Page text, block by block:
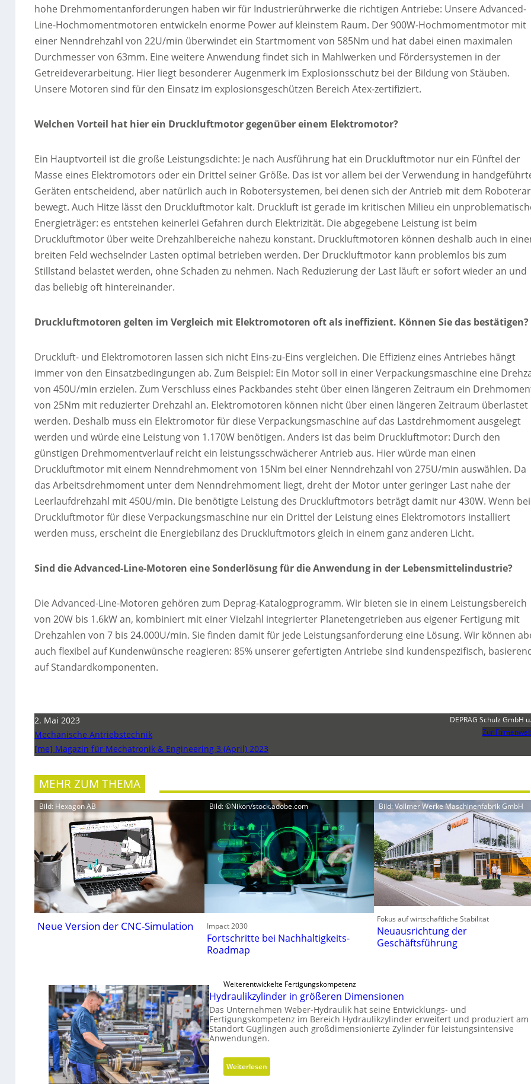
hohe Drehmomentanforderungen haben wir für Industrierührwerke die richtigen Antriebe: Unsere Advanced-
Line-Hochmomentmotoren entwickeln enorme Power auf kleinstem Raum. Der 900W-Hochmomentmotor mit
einer Nenndrehzahl von 22U/min überwindet ein Startmoment von 585Nm und hat dabei einen maximalen
Durchmesser von 63mm. Eine weitere Anwendung findet sich in Mahlwerken und Fördersystemen in der
Getreideverarbeitung. Hier liegt besonderer Augenmerk im Explosionsschutz bei der Bildung von Stäuben.
Unsere Motoren sind für den Einsatz im explosionsgeschützen Bereich Atex-zertifiziert.
Welchen Vorteil hat hier ein Druckluftmotor gegenüber einem Elektromotor?
Ein Hauptvorteil ist die große Leistungsdichte: Je nach Ausführung hat ein Druckluftmotor nur ein Fünftel der
Masse eines Elektromotors oder ein Drittel seiner Größe. Das ist vor allem bei der Verwendung in
Geräten entscheidend, aber natürlich auch in Robotersystemen, bei denen sich der Antrieb mit dem
bewegt. Auch Hitze lässt den Druckluftmotor kalt. Druckluft ist gerade im kritischen Milieu ein
Energieträger: es entstehen keinerlei Gefahren durch Elektrizität. Die abgegebene Leistung ist beim
Druckluftmotor über weite Drehzahlbereiche nahezu konstant. Druckluftmotoren können deshalb auch in
breiten Feld wechselnder Lasten optimal betrieben werden. Der Druckluftmotor kann problemlos bis zum
Stillstand belastet werden, ohne Schaden zu nehmen. Nach Reduzierung der Last läuft er sofort wieder an und
das beliebig oft hintereinander.
Druckluftmotoren gelten im Vergleich mit Elektromotoren oft als ineffizient. Können Sie das bestätigen?
Druckluft- und Elektromotoren lassen sich nicht Eins-zu-Eins vergleichen. Die Effizienz eines Antriebes hängt
immer von den Einsatzbedingungen ab. Zum Beispiel: Ein Motor soll in einer Verpackungsmaschine eine
von 450U/min erzielen. Zum Verschluss eines Packbandes steht über einen längeren Zeitraum ein
von 25Nm mit reduzierter Drehzahl an. Elektromotoren können nicht über einen längeren Zeitraum überlastet
werden. Deshalb muss ein Elektromotor für diese Verpackungsmaschine auf das Lastdrehmoment ausgelegt
werden und würde eine Leistung von 1.170W benötigen. Anders ist das beim Druckluftmotor: Durch den
günstigen Drehmomentverlauf reicht ein leistungsschwächerer Antrieb aus. Hier würde man einen
Druckluftmotor mit einem Nenndrehmoment von 15Nm bei einer Nenndrehzahl von 275U/min auswählen. Da
das Arbeitsdrehmoment unter dem Nenndrehmoment liegt, dreht der Motor unter geringer Last nahe der
Leerlaufdrehzahl mit 450U/min. Die benötigte Leistung des Druckluftmotors beträgt damit nur 430W. Wenn
Druckluftmotor für diese Verpackungsmaschine nur ein Drittel der Leistung eines Elektromotors installiert
werden muss, erscheint die Energiebilanz des Druckluftmotors gleich in einem ganz anderen Licht.
Sind die Advanced-Line-Motoren eine Sonderlösung für die Anwendung in der Lebensmittelindustrie?
Die Advanced-Line-Motoren gehören zum Deprag-Katalogprogramm. Wir bieten sie in einem Leistungsbereich
von 20W bis 1.6kW an, kombiniert mit einer Vielzahl integrierter Planetengetrieben aus eigener Fertigung mit
Drehzahlen von 7 bis 24.000U/min. Sie finden damit für jede Leistungsanforderung eine Lösung. Wir können
auch flexibel auf Kundenwünsche reagieren: 85% unserer gefertigten Antriebe sind kundenspezifisch,
auf Standardkomponenten.
2. Mai 2023
Mechanische Antriebstechnik
[me] Magazin für Mechatronik & Engineering 3 (April) 2023
DEPRAG Schulz GmbH
Zur
MEHR ZUM THEMA
Bild: Hexagon AB
Neue Version der CNC-Simulation
Bild: ©Nikon/stock.adobe.com
Impact 2030
Fortschritte bei Nachhaltigkeits-
Roadmap
Bild: Vollmer Werke Maschinenfabrik GmbH
Fokus auf wirtschaftliche Stabilität
Neuausrichtung der
Geschäftsführung
Weiterentwickelte Fertigungskompetenz
Hydraulikzylinder in größeren Dimensionen
Das Unternehmen Weber-Hydraulik hat seine Entwicklungs- und
Fertigungskompetenz im Bereich Hydraulikzylinder erweitert und produziert am
Standort Güglingen auch großdimensionierte Zylinder für leistungsintensive
Anwendungen.
Weiterlesen:
H